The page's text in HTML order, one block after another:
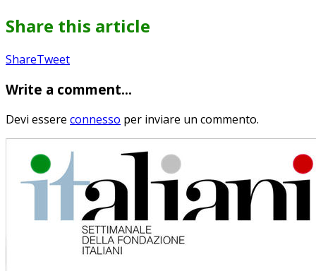
Share this article
ShareTweetShare
Google+
Pin
Pinterest
Send
WhatsApp
Write a comment...
Devi essere connesso per inviare un commento.